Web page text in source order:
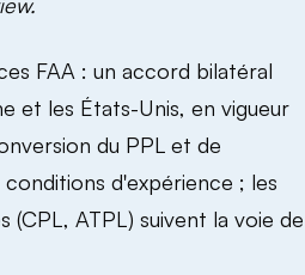
FAA : un accord bilatéral
et les États-Unis, en vigueur
du PPL et de
d'expérience ; les
(CPL, ATPL) suivent la voie de